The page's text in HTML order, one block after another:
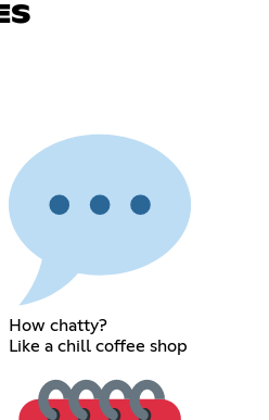
How chatty?
Like a chill coffee shop